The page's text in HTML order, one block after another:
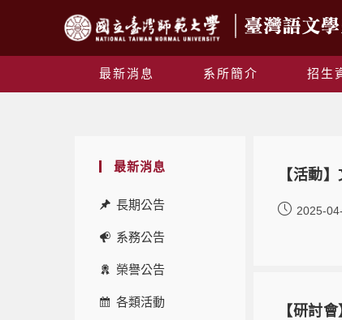
最新消息 系所簡介 招生
最新消息
長期公告
系務公告
榮譽公告
各類活動
【活動
2025-
【研討